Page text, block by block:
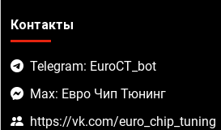
Контакты
Telegram: EuroCT_bot
Max: Евро Чип Тюнинг
https://vk.com/euro_chip_tuning